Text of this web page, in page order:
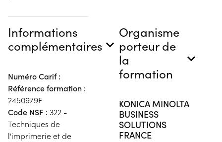
Informations
complémentaires
Numéro Carif :
Référence formation :
2450979F
Code NSF : 322 -
Techniques de
l'imprimerie et de
Organisme
porteur de
la
formation
KONICA MINOLTA
BUSINESS
SOLUTIONS
FRANCE